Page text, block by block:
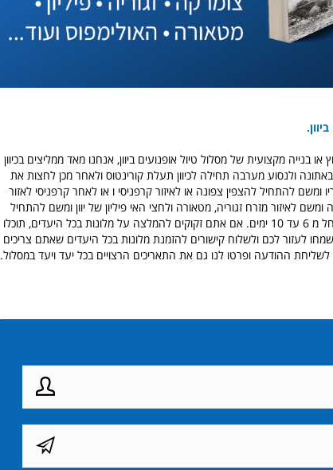
מקצועית של מסלול טיול אופנועים ביוון, אנחנו מאד ממליצים בכיוון
ולנסוע מערבה תחילה לכיוון תעלת קורינטוס ולאחר מכן לחצות את
ומשם להתחיל להצפין צפונה או לאיזור קרפניסי ו או לאחר קרפניסי לאזור
לאיזור מזרח זגוריה, מטאורה ולחצי האי פיליון של יוון ומשם להתחיל
להדרים לאתונה, טיול כזה יכול להיות להחל מ 6 עד 10 ימים. אם אתם זקוקים להמלצה על מלונות בכל היעדים, תוכלו
לעזור לכם ולשלוח קישורים להזמנת מלונות בכל היעדים שאתם צריכים
ההודעה ופרטו לנו גם את התאריכים הרצויים בכל יעד ויעד במסלול.